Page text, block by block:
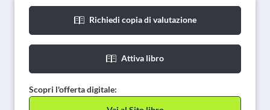
Richiedi copia di valutazione
Attiva libro
Scopri l'offerta digitale: